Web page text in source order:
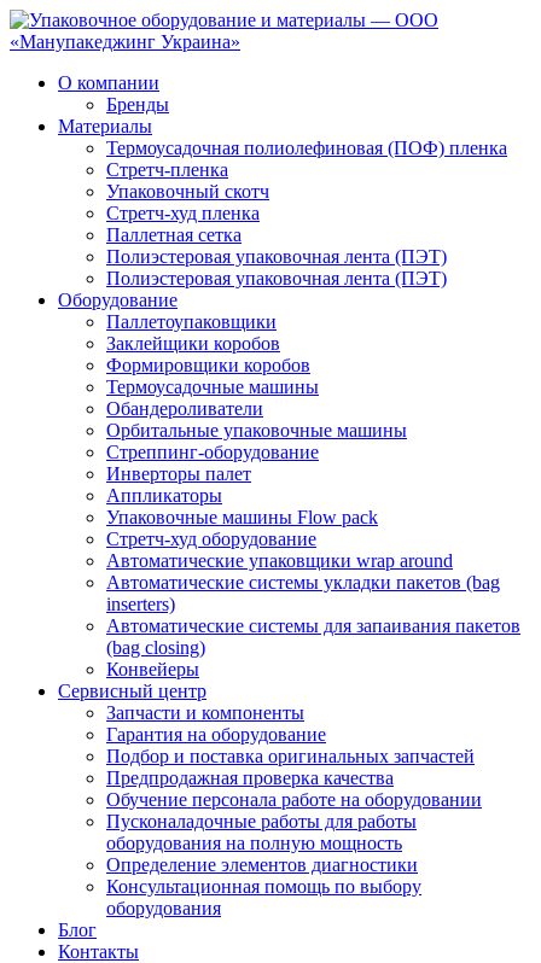
О компании
Бренды
Материалы
Термоусадочная полиолефиновая (ПОФ) пленка
Стретч-пленка
Упаковочный скотч
Стретч-худ пленка
Паллетная сетка
Полиэстеровая упаковочная лента (ПЭТ)
Полиэстеровая упаковочная лента (ПЭТ)
Оборудование
Паллетоупаковщики
Заклейщики коробов
Формировщики коробов
Термоусадочные машины
Обандероливатели
Орбитальные упаковочные машины
Стреппинг-оборудование
Инверторы палет
Аппликаторы
Упаковочные машины Flow pack
Стретч-худ оборудование
Автоматические упаковщики wrap around
Автоматические системы укладки пакетов (bag
inserters)
Автоматические системы для запаивания пакетов
(bag closing)
Конвейеры
Сервисный центр
Запчасти и компоненты
Гарантия на оборудование
Подбор и поставка оригинальных запчастей
Предпродажная проверка качества
Обучение персонала работе на оборудовании
Пусконаладочные работы для работы
оборудования на полную мощность
Определение элементов диагностики
Консультационная помощь по выбору
оборудования
Блог
Контакты